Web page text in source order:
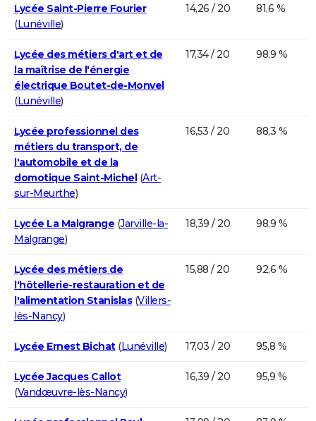
Lycée Saint-Pierre Fourier
(Lunéville)
14,26 / 20 81,6 %
Lycée des métiers d'art et de
la maîtrise de l'énergie
électrique Boutet-de-Monvel
(Lunéville)
17,34 / 20 98,9 %
Lycée professionnel des
métiers du transport, de
l'automobile et de la
domotique Saint-Michel(Art-
sur-Meurthe)
16,53 / 20 88,3 %
Lycée La Malgrange (Jarville-la-
Malgrange)
18,39 / 20 98,9 %
Lycée des métiers de
l'hôtellerie-restauration et de
l'alimentation Stanislas(Villers-
lès-Nancy)
15,88 / 20 92,6 %
Lycée Ernest Bichat(Lunéville) 17,03 / 20 95,8 %
Lycée Jacques Callot
(Vandœuvre-lès-Nancy)
16,39 / 20 95,9 %